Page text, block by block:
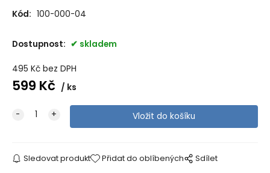
Kód: 100-000-04
Dostupnost: skladem
495 Kč bez DPH
599 Kč ks
Sledovat produkt Přidat do oblíbených Sdílet